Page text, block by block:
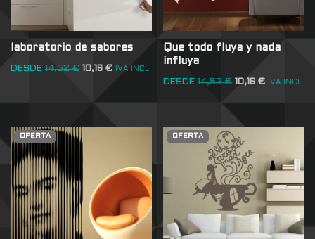
laboratorio de sabores
DESDE 14,52€ 10,16 € IVA INCL
Que todo fluya y nada
influya
DESDE 14,52€ 10,16€ IVA INCL
OFERTA OFERTA